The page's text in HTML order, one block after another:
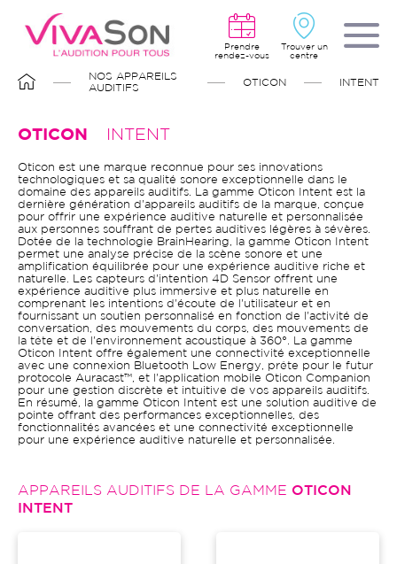
contenu
principal
Prendre
rendez-vous
Trouver un
centre
FIL
D'ARIANE
NOS APPAREILS
AUDITIFS
OTICON INTENT
OTICON INTENT
Oticon est une marque reconnue pour ses innovations
technologiques et sa qualité sonore exceptionnelle dans le
domaine des appareils auditifs. La gamme Oticon Intent est la
dernière génération d'appareils auditifs de la marque, conçue
pour offrir une expérience auditive naturelle et personnalisée
aux personnes souffrant de pertes auditives légères à sévères.
Dotée de la technologie BrainHearing, la gamme Oticon Intent
permet une analyse précise de la scène sonore et une
amplification équilibrée pour une expérience auditive riche et
naturelle. Les capteurs d'intention 4D Sensor offrent une
expérience auditive plus immersive et plus naturelle en
comprenant les intentions d'écoute de l'utilisateur et en
fournissant un soutien personnalisé en fonction de l'activité de
conversation, des mouvements du corps, des mouvements de
la tête et de l'environnement acoustique à 360°. La gamme
Oticon Intent offre également une connectivité exceptionnelle
avec une connexion Bluetooth Low Energy, prête pour le futur
protocole Auracast™, et l'application mobile Oticon Companion
pour une gestion discrète et intuitive de vos appareils auditifs.
En résumé, la gamme Oticon Intent est une solution auditive de
pointe offrant des performances exceptionnelles, des
fonctionnalités avancées et une connectivité exceptionnelle
pour une expérience auditive naturelle et personnalisée.
APPAREILS AUDITIFS DE LA GAMME OTICON
INTENT